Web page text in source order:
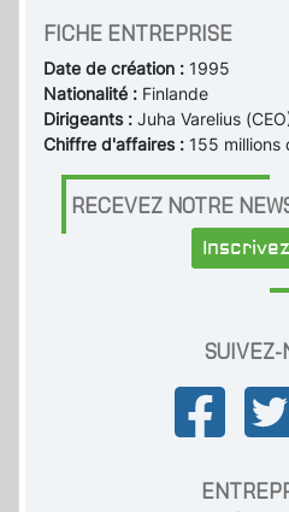
FICHE ENTREPRISE
Date de création : 1995
Nationalité : Finlande
Dirigeants : Juha Varelius
Chiffre d'affaires : 155 millions
RECEVEZ NOTRE
SUIVEZ-